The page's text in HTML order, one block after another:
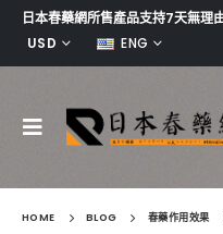
日本春藥網所售產品支持7天無理
USD
ENG
HOME BLOG 春藥作用效果